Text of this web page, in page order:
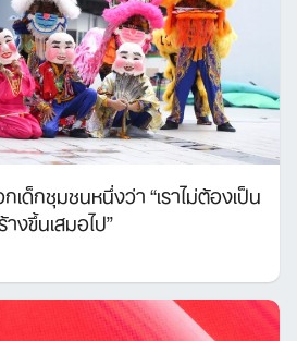
เด็กชุมชนหนึ่งว่า “เราไม่ต้องเป็น
งขึ้นเสมอไป”